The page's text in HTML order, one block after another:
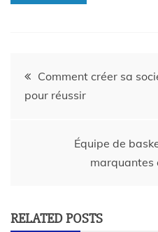
Comment créer sa
pour réussir
Équipe de
marquantes
RELATED POSTS